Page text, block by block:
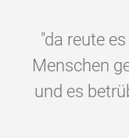
"da reute
Menschen
und es